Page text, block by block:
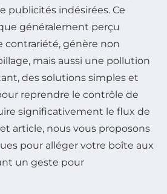
publicités indésirées. Ce
généralement perçu
contrariété, génère non
mais aussi une pollution
des solutions simples et
reprendre le contrôle de
significativement le flux de
article, nous vous proposons
pour alléger votre boîte aux
un geste pour